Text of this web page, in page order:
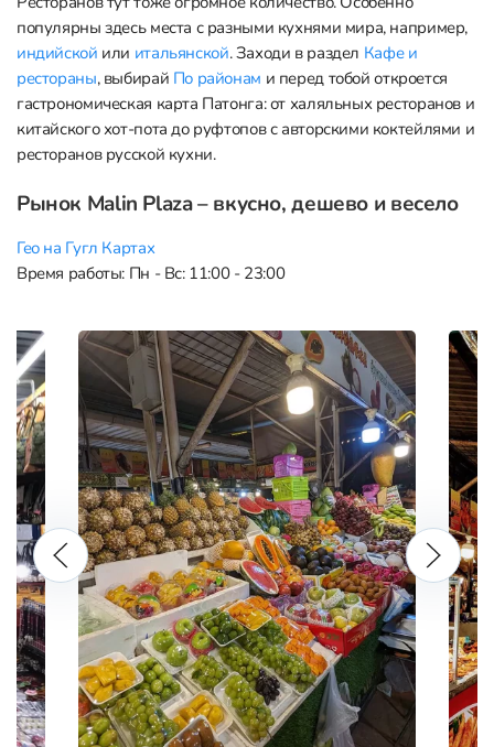
популярны здесь места с разными кухнями мира, например,
индийской или итальянской. Заходи в раздел Кафе и
рестораны, выбирай По районам и перед тобой откроется
гастрономическая карта Патонга: от халяльных ресторанов и
китайского хот-пота до руфтопов с авторскими коктейлями и
ресторанов русской кухни.
Рынок Malin Plaza – вкусно, дешево и весело
Гео на Гугл Картах
Время работы: Пн - Вс: 11:00 - 23:00